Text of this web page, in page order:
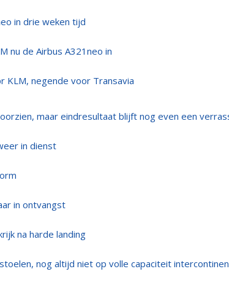
in drie weken tijd
nu de Airbus A321neo in
KLM, negende voor Transavia
maar eindresultaat blijft nog even een
in dienst
in ontvangst
na harde landing
nog altijd niet op volle capaciteit